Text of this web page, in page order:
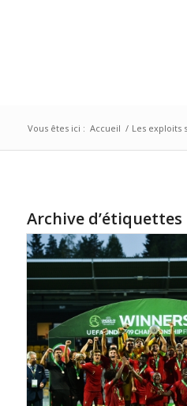
Vous êtes ici : Accueil / Les exploits
Archive d’étiquettes